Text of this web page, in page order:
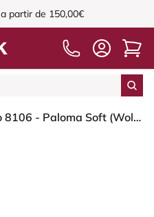
a partir de 150,00€
HÅG Capisco 8106 - Paloma Soft (Wollsdorf) - Cuero semi-anilina - PL05429 Cognac - Black - 265 mm (seat height 53-79cm) - Hard castors for soft floors